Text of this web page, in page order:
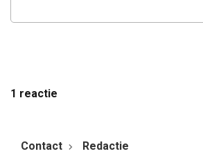
1 reactie
Contact Redactie